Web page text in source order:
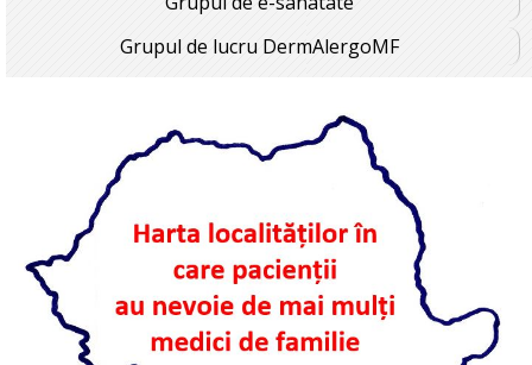
Grupul de lucru DermAlergoMF